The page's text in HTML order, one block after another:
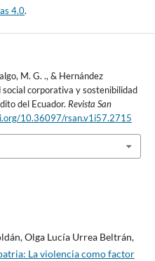
4.0.
M. G. ., & Hernández
social corporativa y sostenibilidad
del Ecuador. Revista San
10.36097/rsan.v1i57.2715
Olga Lucía Urrea Beltrán,
La violencia como factor